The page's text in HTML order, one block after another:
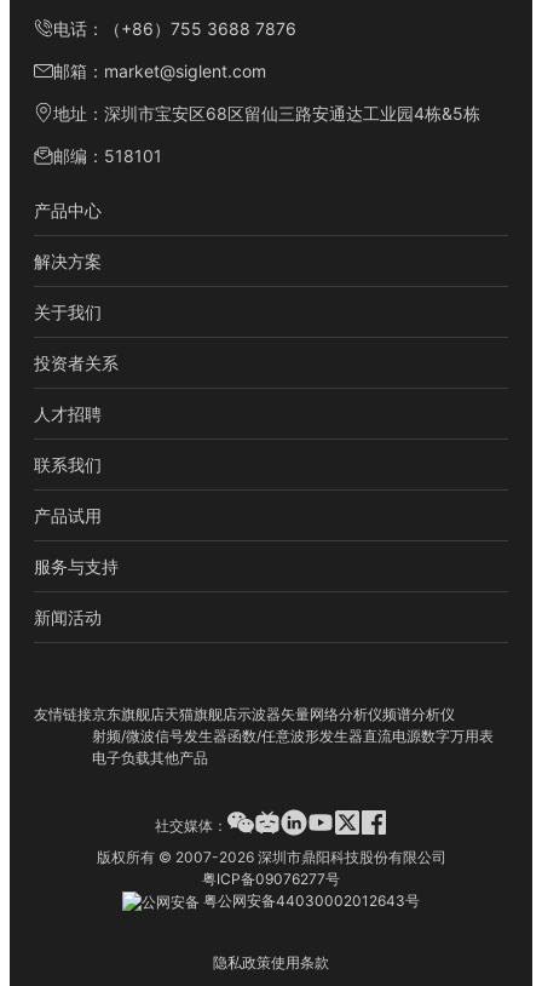
电话：（+86）755 3688 7876
邮箱：market@siglent.com
地址：深圳市宝安区68区留仙三路安通达工业园4栋&5栋
邮编：518101
产品中心
解决方案
关于我们
投资者关系
人才招聘
联系我们
产品试用
服务与支持
新闻活动
友情链接京东旗舰店天猫旗舰店示波器矢量网络分析仪频谱分析仪
射频/微波信号发生器函数/任意波形发生器直流电源数字万用表
电子负载其他产品
版权所有 © 2007-2026 深圳市鼎阳科技股份有限公司
粤ICP备09076277号
粤公网安备44030002012643号
隐私政策使用条款
社交媒体：